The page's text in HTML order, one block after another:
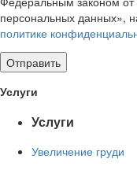
персональных данных»,
политике
Услуги
Услуги
Увеличение груди